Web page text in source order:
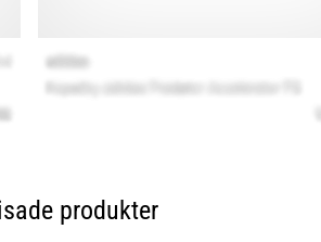
produkter